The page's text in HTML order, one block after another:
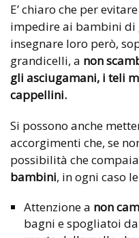
E’ chiaro che per
impedire ai bambini di
insegnare loro però,
grandicelli, a non
gli asciugamani, i teli
cappellini.
Si possono anche
accorgimenti che, se
possibilità che
bambini, in ogni caso
Attenzione a non
bagni e spogliatoi